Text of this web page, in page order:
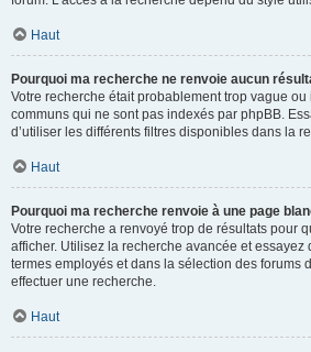
Haut
Pourquoi ma recherche ne renvoie aucun
Votre recherche était probablement trop vague
communs qui ne sont pas indexés par phpBB.
d’utiliser les différents filtres disponibles dans la
Haut
Pourquoi ma recherche renvoie à une page
Votre recherche a renvoyé trop de résultats pour
afficher. Utilisez la recherche avancée et essayez
termes employés et dans la sélection des forums
effectuer une recherche.
Haut